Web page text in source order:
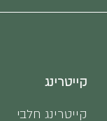
קייטרינג
קייטרינג חלבי